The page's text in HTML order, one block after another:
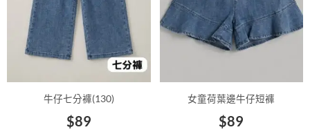
牛仔七分褲(130)
$89
款
式。
可
在
頁
面
女童荷葉邊牛仔短褲
$89
款
式。
可
在
頁
面